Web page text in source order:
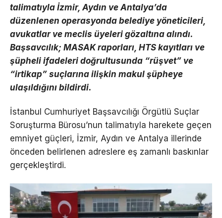
talimatıyla İzmir, Aydın ve Antalya’da
düzenlenen operasyonda belediye yöneticileri,
avukatlar ve meclis üyeleri gözaltına alındı.
Başsavcılık; MASAK raporları, HTS kayıtları ve
şüpheli ifadeleri doğrultusunda “rüşvet” ve
“irtikap” suçlarına ilişkin makul şüpheye
ulaşıldığını bildirdi.
İstanbul Cumhuriyet Başsavcılığı Örgütlü Suçlar
Soruşturma Bürosu’nun talimatıyla harekete geçen
emniyet güçleri, İzmir, Aydın ve Antalya illerinde
önceden belirlenen adreslere eş zamanlı baskınlar
gerçekleştirdi.